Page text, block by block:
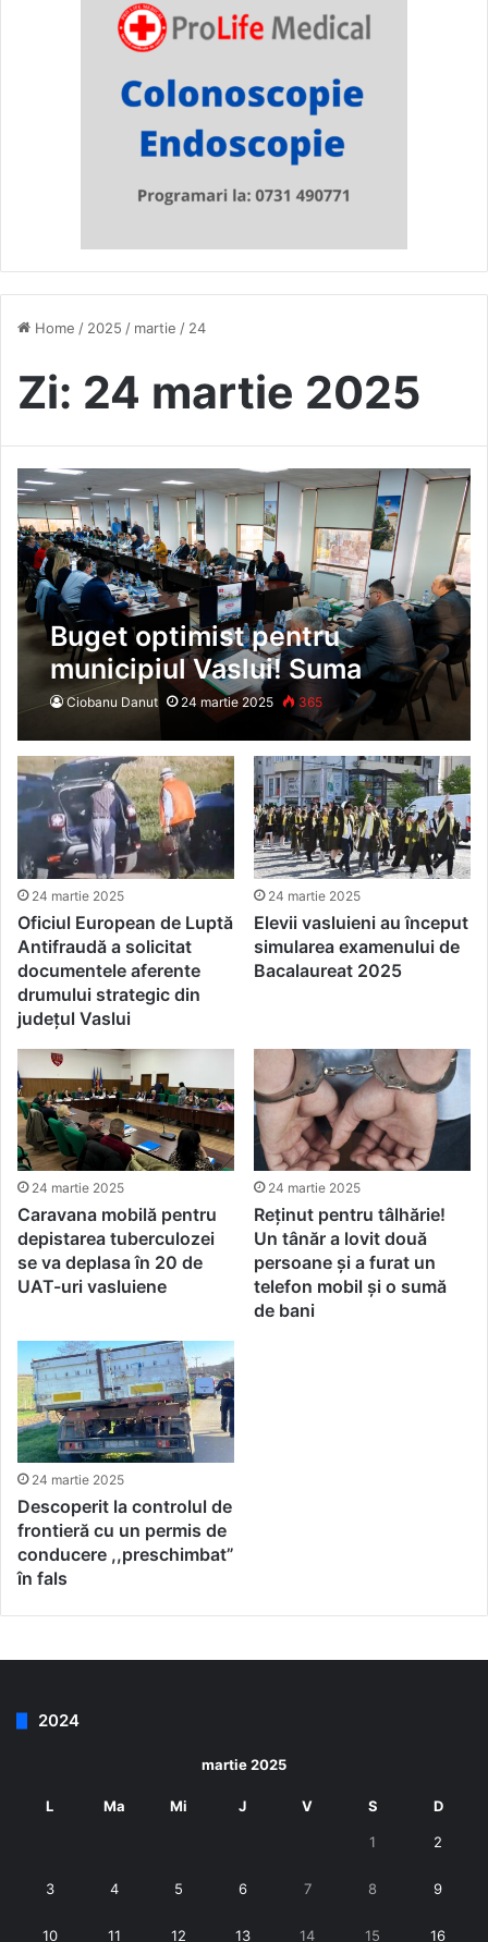
Home / 2025 / martie / 24
Zi: 24 martie 2025
Buget optimist pentru
municipiul Vaslui! Suma
estimată pentru investiții se
ridică la 165 de milioane de
lei
Ciobanu Danut 24 martie 2025 365
24 martie 2025
Oficiul European de Luptă
Antifraudă a solicitat
documentele aferente
drumului strategic din
județul Vaslui
24 martie 2025
Elevii vasluieni au început
simularea examenului de
Bacalaureat 2025
24 martie 2025
Caravana mobilă pentru
depistarea tuberculozei
se va deplasa în 20 de
UAT-uri vasluiene
24 martie 2025
Reținut pentru tâlhărie!
Un tânăr a lovit două
persoane și a furat un
telefon mobil și o sumă
de bani
24 martie 2025
Descoperit la controlul de
frontieră cu un permis de
conducere ,,preschimbat”
în fals
2024
martie 2025
L Ma Mi J V S D
1 2
3 4 5 6 7 8 9
10 11 12 13 14 15 16